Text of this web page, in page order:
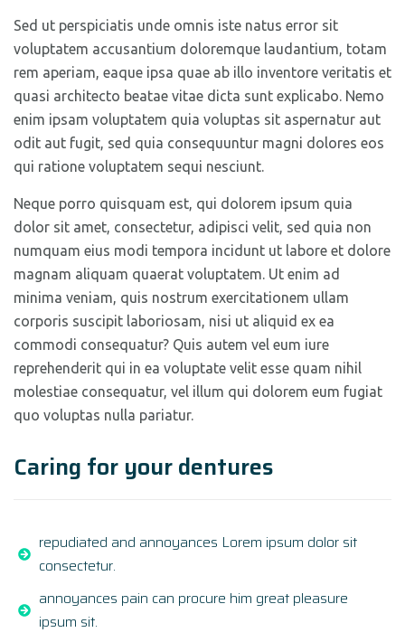
Sed ut perspiciatis unde omnis iste natus error sit
voluptatem accusantium doloremque laudantium, totam
rem aperiam, eaque ipsa quae ab illo inventore veritatis et
quasi architecto beatae vitae dicta sunt explicabo. Nemo
enim ipsam voluptatem quia voluptas sit aspernatur aut
odit aut fugit, sed quia consequuntur magni dolores eos
qui ratione voluptatem sequi nesciunt.
Neque porro quisquam est, qui dolorem ipsum quia
dolor sit amet, consectetur, adipisci velit, sed quia non
numquam eius modi tempora incidunt ut labore et dolore
magnam aliquam quaerat voluptatem. Ut enim ad
minima veniam, quis nostrum exercitationem ullam
corporis suscipit laboriosam, nisi ut aliquid ex ea
commodi consequatur? Quis autem vel eum iure
reprehenderit qui in ea voluptate velit esse quam nihil
molestiae consequatur, vel illum qui dolorem eum fugiat
quo voluptas nulla pariatur.
Caring for your dentures
repudiated and annoyances Lorem ipsum dolor sit
consectetur.
annoyances pain can procure him great pleasure
ipsum sit.